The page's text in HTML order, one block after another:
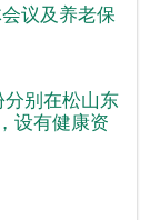
议及养老保
分别在松山东
设有健康资